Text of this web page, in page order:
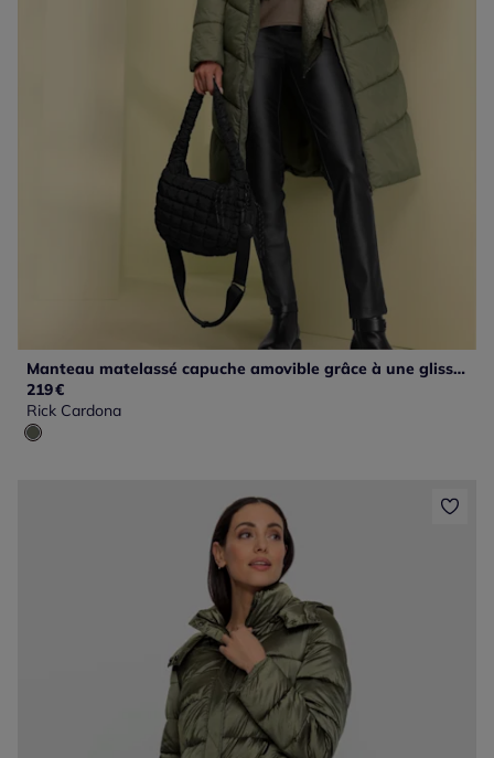
Manteau matelassé capuche amovible grâce à une glissière
219€
Rick Cardona